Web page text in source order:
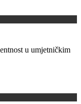
u umjetničkim